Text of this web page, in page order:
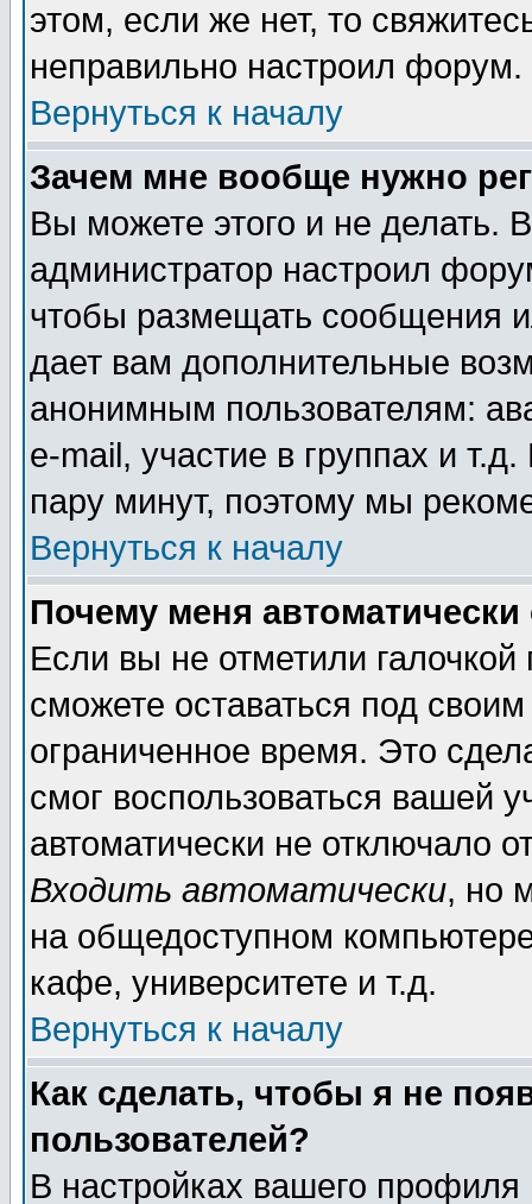
этом, если же нет, то
неправильно настроил форум.
Вернуться к началу
Зачем мне вообще нужно
Вы можете этого и не делать.
администратор настроил
чтобы размещать сообщения
дает вам дополнительные
анонимным пользователям:
e-mail, участие в группах и
пару минут, поэтому мы
Вернуться к началу
Почему меня автоматически
Если вы не отметили галочкой
сможете оставаться под
ограниченное время. Это
смог воспользоваться вашей
автоматически не отключало
Входить автоматически, но
на общедоступном
кафе, университете и т.д.
Вернуться к началу
Как сделать, чтобы я не
пользователей?
В настройках вашего